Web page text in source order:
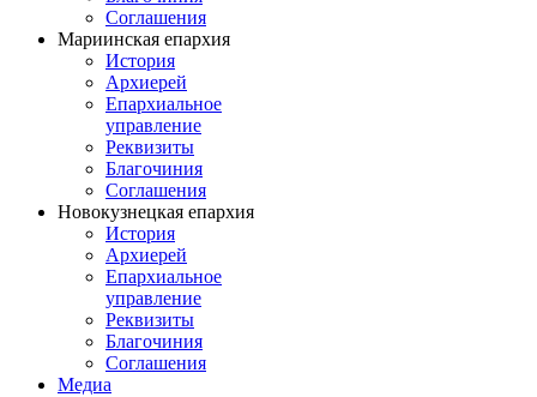
Соглашения
Мариинская епархия
История
Архиерей
Епархиальное
управление
Реквизиты
Благочиния
Соглашения
Новокузнецкая епархия
История
Архиерей
Епархиальное
управление
Реквизиты
Благочиния
Соглашения
Медиа